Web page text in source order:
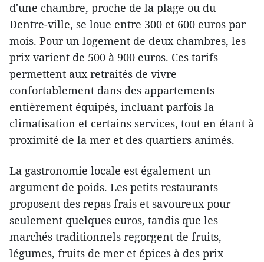
d'une chambre, proche de la plage ou du
Dentre-ville, se loue entre 300 et 600 euros par
mois. Pour un logement de deux chambres, les
prix varient de 500 à 900 euros. Ces tarifs
permettent aux retraités de vivre
confortablement dans des appartements
entièrement équipés, incluant parfois la
climatisation et certains services, tout en étant à
proximité de la mer et des quartiers animés.
La gastronomie locale est également un
argument de poids. Les petits restaurants
proposent des repas frais et savoureux pour
seulement quelques euros, tandis que les
marchés traditionnels regorgent de fruits,
légumes, fruits de mer et épices à des prix